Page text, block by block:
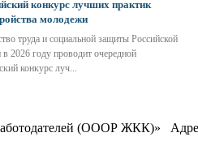
конкурс лучших практик
молодежи
труда и социальной защиты Российской
2026 году проводит очередной
конкурс луч...
(ОООР ЖКК)»